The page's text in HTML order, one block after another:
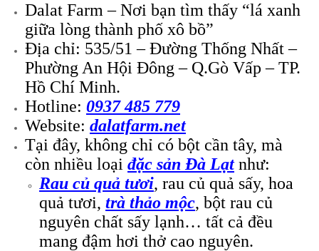
Dalat Farm – Nơi bạn tìm thấy “lá xanh
giữa lòng thành phố xô bồ”
Địa chỉ: 535/51 – Đường Thống Nhất –
Phường An Hội Đông – Q.Gò Vấp – TP.
Hồ Chí Minh.
Hotline: 0937 485 779
Website: dalatfarm.net
Tại đây, không chỉ có bột cần tây, mà
còn nhiều loại đặc sản Đà Lạtnhư:
Rau củ quả tươi, rau củ quả sấy, hoa
quả tươi, trà thảo mộc, bột rau củ
nguyên chất sấy lạnh… tất cả đều
mang đậm hơi thở cao nguyên.